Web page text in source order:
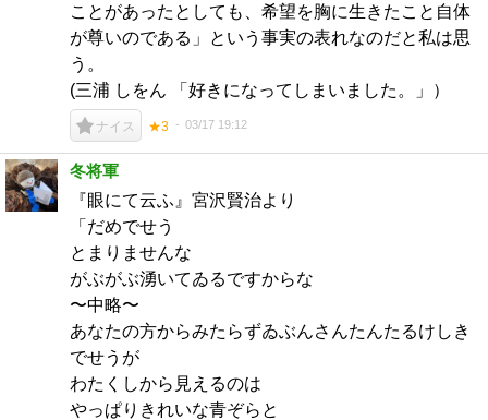
ことがあったとしても、希望を胸に生きたこと自体
が尊いのである」という事実の表れなのだと私は思
う。
(三浦 しをん 「好きになってしまいました。」）
ナイス ★3 03/17 19:12
冬将軍
『眼にて云ふ』宮沢賢治より
「だめでせう
とまりませんな
がぶがぶ湧いてゐるですからな
〜中略〜
あなたの方からみたらずゐぶんさんたんたるけしき
でせうが
わたくしから見えるのは
やっぱりきれいな青ぞらと